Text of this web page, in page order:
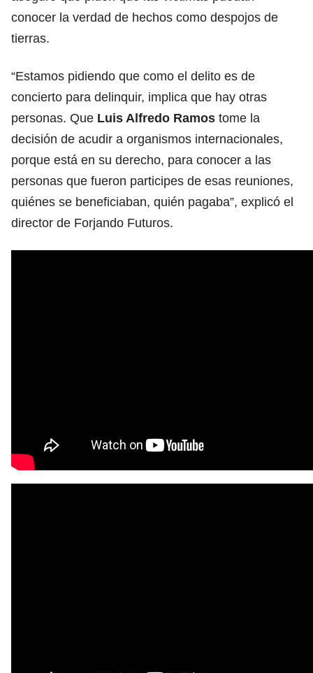
conocer la verdad de hechos como despojos de
tierras.
“Estamos pidiendo que como el delito es de
concierto para delinquir, implica que hay otras
personas. Que Luis Alfredo Ramos tome la
decisión de acudir a organismos internacionales,
porque está en su derecho, para conocer a las
personas que fueron participes de esas reuniones,
quiénes se beneficiaban, quién pagaba”, explicó el
director de Forjando Futuros.